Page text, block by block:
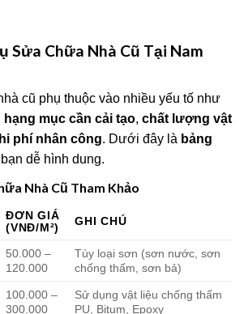
Sửa Chữa Nhà Cũ Tại Nam
cũ phụ thuộc vào nhiều yếu tố như
hạng mục cần cải tạo, chất lượng vật
phí nhân công. Dưới đây là bảng
dễ hình dung.
Nhà Cũ Tham Khảo
ĐƠN GIÁ
(VNĐ/M²)
GHI CHÚ
50.000 –
120.000
Tùy loại sơn (sơn nước, sơn
chống thấm, sơn bả)
100.000 –
300.000
Sử dụng vật liệu chống thấm
PU, Bitum, Epoxy